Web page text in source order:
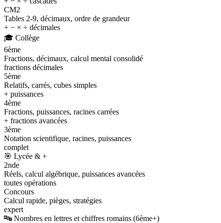
CM2
Tables 2-9, décimaux, ordre de grandeur
+ − × ÷ décimales
🎓 Collège
6ème
Fractions, décimaux, calcul mental consolidé
fractions décimales
5ème
Relatifs, carrés, cubes simples
+ puissances
4ème
Fractions, puissances, racines carrées
+ fractions avancées
3ème
Notation scientifique, racines, puissances
complet
🎯 Lycée & +
2nde
Réels, calcul algébrique, puissances avancées
toutes opérations
Concours
Calcul rapide, pièges, stratégies
expert
🔤 Nombres en lettres et chiffres romains (6ème+)